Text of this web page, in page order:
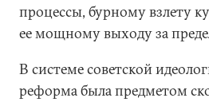
процессы, бурному взлету
ее мощному выходу за
В системе советской
реформа была предметом